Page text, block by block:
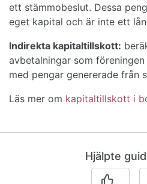
ett stämmobeslut. Dessa
eget kapital och är inte ett
Indirekta kapitaltillskott:
avbetalningar som
med pengar genererade från
Läs mer om kapitaltillskott i
Hjälpte